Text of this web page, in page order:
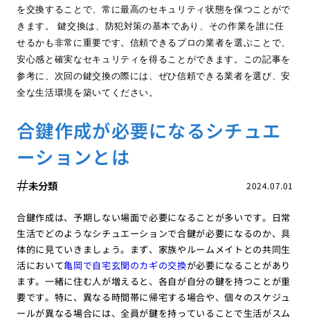
を交換することで、常に最高のセキュリティ状態を保つことがで
きます。 鍵交換は、防犯対策の基本であり、その作業を誰に任
せるかも非常に重要です。信頼できるプロの業者を選ぶことで、
安心感と確実なセキュリティを得ることができます。この記事を
参考に、次回の鍵交換の際には、ぜひ信頼できる業者を選び、安
全な生活環境を築いてください。
合鍵作成が必要になるシチュエ
ーションとは
2024.07.01
未分類
合鍵作成は、予期しない場面で必要になることが多いです。日常
生活でどのようなシチュエーションで合鍵が必要になるのか、具
体的に見ていきましょう。まず、家族やルームメイトとの共同生
活において亀岡で自宅玄関のカギの交換が必要になることがあり
ます。一緒に住む人が増えると、各自が自分の鍵を持つことが重
要です。特に、異なる時間帯に帰宅する場合や、個々のスケジュ
ールが異なる場合には、全員が鍵を持っていることで生活がスム